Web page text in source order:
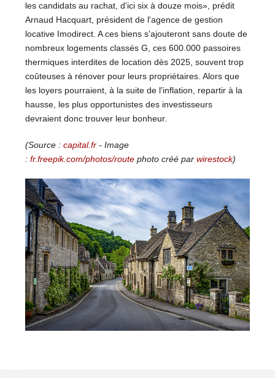
les candidats au rachat, d'ici six à douze mois», prédit
Arnaud Hacquart, président de l'agence de gestion
locative Imodirect. A ces biens s'ajouteront sans doute de
nombreux logements classés G, ces 600.000 passoires
thermiques interdites de location dès 2025, souvent trop
coûteuses à rénover pour leurs propriétaires. Alors que
les loyers pourraient, à la suite de l'inflation, repartir à la
hausse, les plus opportunistes des investisseurs
devraient donc trouver leur bonheur.
(Source :capital.fr- Image
:fr.freepik.com/photos/routephoto créé parwirestock)